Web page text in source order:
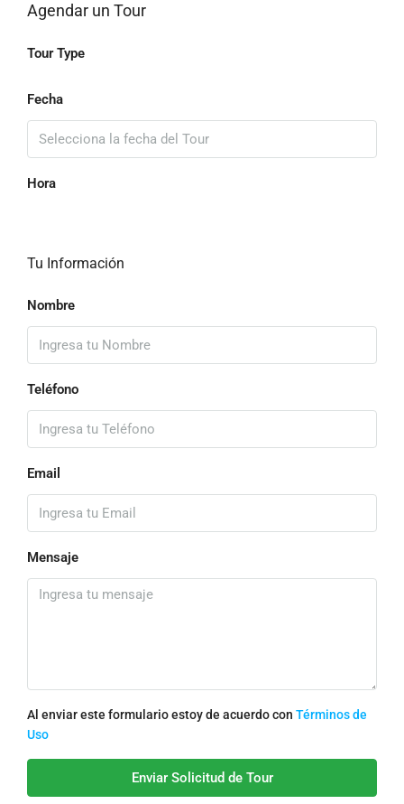
Agendar un Tour
Tour Type
Fecha
Hora
Tu Información
Nombre
Teléfono
Email
Mensaje
Al enviar este formulario estoy de acuerdo con Términos de
Uso
Enviar Solicitud de Tour